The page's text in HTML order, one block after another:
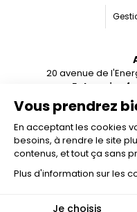
Vous prendrez
En acceptant les cookies
besoins, à rendre le site
contenus, et tout ça sans
Plus d'information sur les
Je choisis
20 avenue de
Entreprise